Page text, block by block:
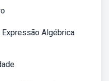
Expressão Algébrica